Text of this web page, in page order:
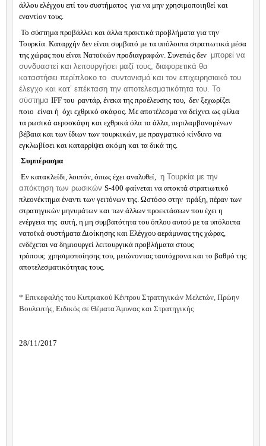
άλλου ελέγχου επί του συστήματος για να μην χρησιμοποιηθεί και
εναντίον τους.
Το σύστημα προβάλλει και άλλα πρακτικά προβλήματα για την
Τουρκία. Καταρχήν δεν είναι συμβατό με τα υπόλοιπα στρατιωτικά μέσα
της χώρας που είναι Νατοϊκών προδιαγραφών. Συνεπώς δεν μπορεί να
συνδυαστεί και λειτουργήσει μαζί τους, διαφορετικά θα
καταστήσει περίπλοκο το συντονισμό και τον επιχειρησιακό του
έλεγχο και κατ’ επέκταση την αποτελεσματικότητα του. Το
σύστημα IFF του ραντάρ, ένεκα της προέλευσης του, δεν ξεχωρίζει
ποιο είναι ή όχι εχθρικό σκάφος. Με αποτέλεσμα να δείχνει ως φίλια
τα ρωσικά αεροσκάφη και εχθρικά όλα τα άλλα, περιλαμβανομένων
βέβαια και των ίδιων των τουρκικών, με πραγματικό κίνδυνο να
εγκλωβίσει και καταρρίψει ακόμη και τα δικά της.
Συμπέρασμα
Εν κατακλείδι, λοιπόν, όπως έχει αναλυθεί,
η Τουρκία με την
απόκτηση των ρωσικών S-400 φαίνεται να αποκτά στρατιωτικό
πλεονέκτημα έναντι των γειτόνων της. Ωστόσο στην πράξη, πέραν των
στρατηγικών μηνυμάτων και των άλλων προεκτάσεων που έχει η
ενέργεια της αυτή, η μη συμβατότητα του όπλου αυτού με τα υπόλοιπα
νατοϊκά συστήματα Διοίκησης και Ελέγχου αεράμυνας της χώρας,
ενδέχεται να δημιουργεί λειτουργικά προβλήματα στους
τρόπους χρησιμοποίησης του, μειώνοντας ταυτόχρονα και το βαθμό της
αποτελεσματικότητας τους.
* Επικεφαλής του Κυπριακού Κέντρου Στρατηγικών Μελετών, Πρώην
Βουλευτής, Ειδικός σε Θέματα Άμυνας και Στρατηγικής
28/11/2017